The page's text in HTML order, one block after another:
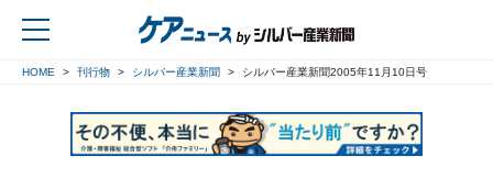
HOME 刊行物 シルバー産業新聞 シルバー産業新聞2005年11月10日号